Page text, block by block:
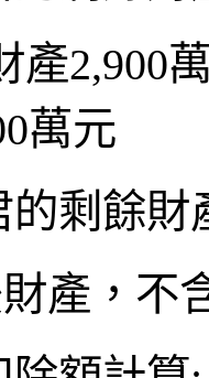
產2,900
萬元
的剩餘財
產，不